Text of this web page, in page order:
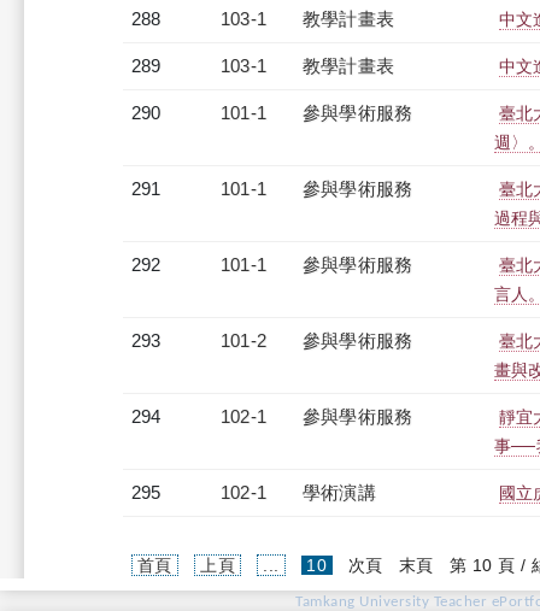
288 103-1 教學計畫表 中文
289 103-1 教學計畫表 中文
290 101-1 參與學術服務
臺北
週〉
291 101-1 參與學術服務
臺北
過程
292 101-1 參與學術服務
臺北
言人
293 101-2 參與學術服務
臺北
畫與
294 102-1 參與學術服務
靜宜
事──
295 102-1 學術演講 國立
首頁 上頁 10(current)
次頁 末頁 第 10 頁 /
Tamkang University Teacher